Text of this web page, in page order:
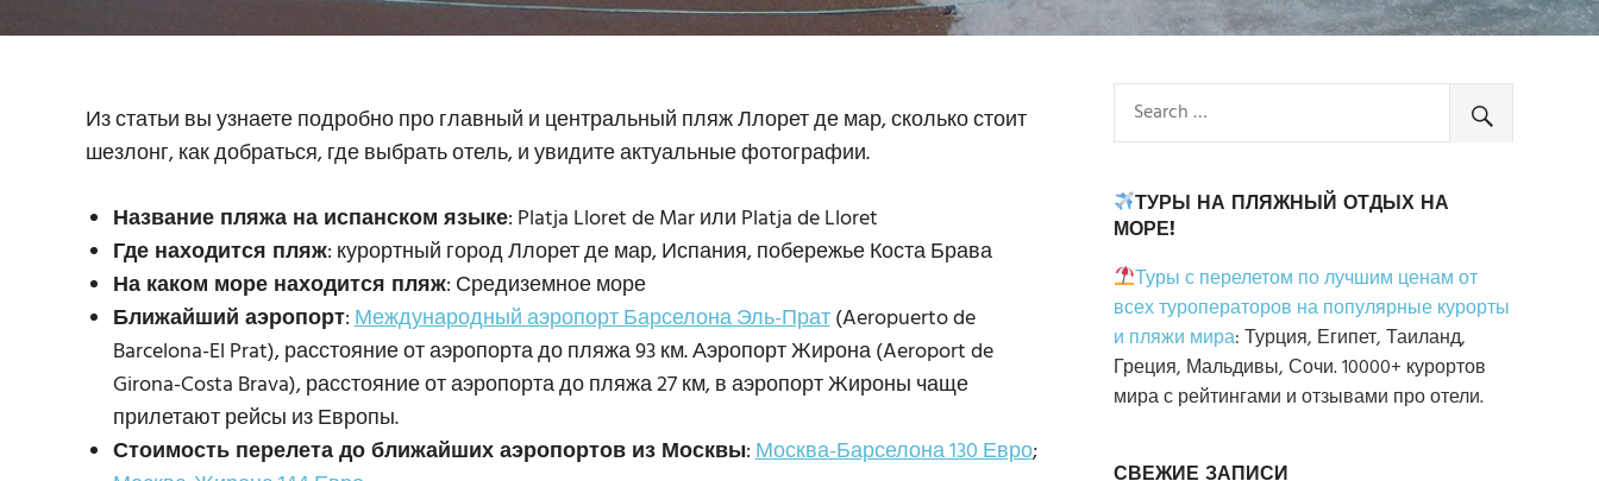
Из статьи вы узнаете подробно про главный и центральный пляж Ллорет де мар, сколько стоит
шезлонг, как добраться, где выбрать отель, и увидите актуальные фотографии.
Название пляжа на испанском языке: Platja Lloret de Mar или Platja de Lloret
Где находится пляж: курортный город Ллорет де мар, Испания, побережье Коста Брава
На каком море находится пляж: Средиземное море
Ближайший аэропорт:Международный аэропорт Барселона Эль-Прат(Aeropuerto de
Barcelona-El Prat), расстояние от аэропорта до пляжа 93 км. Аэропорт Жирона (Aeroport de
Girona-Costa Brava), расстояние от аэропорта до пляжа 27 км, в аэропорт Жироны чаще
прилетают рейсы из Европы.
Стоимость перелета до ближайших аэропортов из Москвы:Москва-Барселона 130 Евро;
ТУРЫ НА ПЛЯЖНЫЙ ОТДЫХ НА
МОРЕ!
Туры с перелетом по лучшим ценам от
всех туроператоров на популярные курорты
и пляжи мира: Турция, Египет, Таиланд,
Греция, Мальдивы, Сочи. 10000+ курортов
мира с рейтингами и отзывами про отели.
СВЕЖИЕ ЗАПИСИ